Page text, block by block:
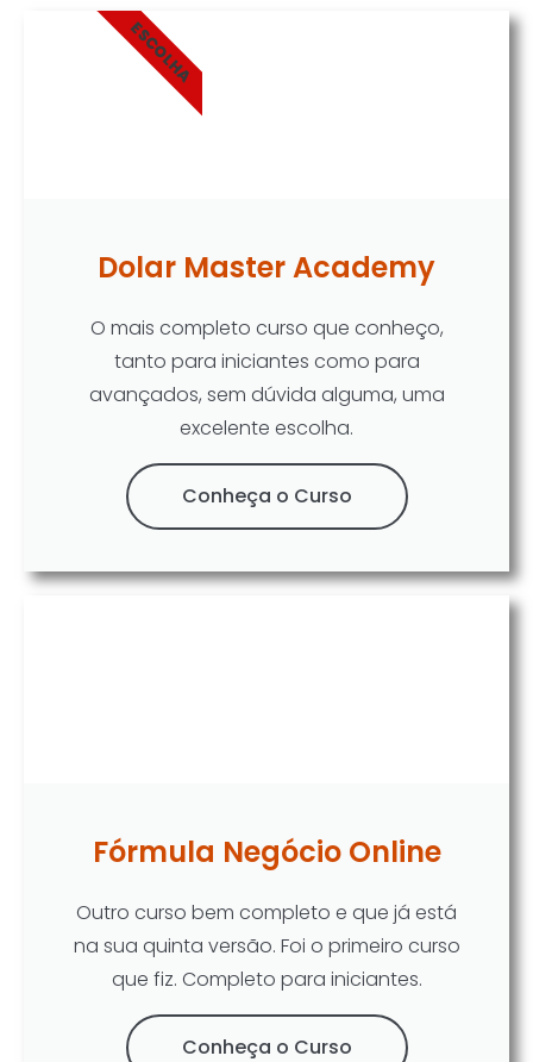
Dolar Master Academy
O mais completo curso que conheço,
tanto para iniciantes como para
avançados, sem dúvida alguma, uma
excelente escolha.
Conheça o Curso
ESCOLHA
Fórmula Negócio Online
Outro curso bem completo e que já está
na sua quinta versão. Foi o primeiro curso
que fiz. Completo para iniciantes.
Conheça o Curso